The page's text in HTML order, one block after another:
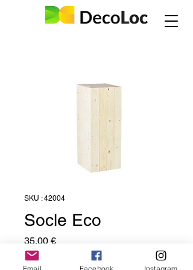
SKU : 42004
Socle Eco
35,00 €Prix
Email Facebook Instagram